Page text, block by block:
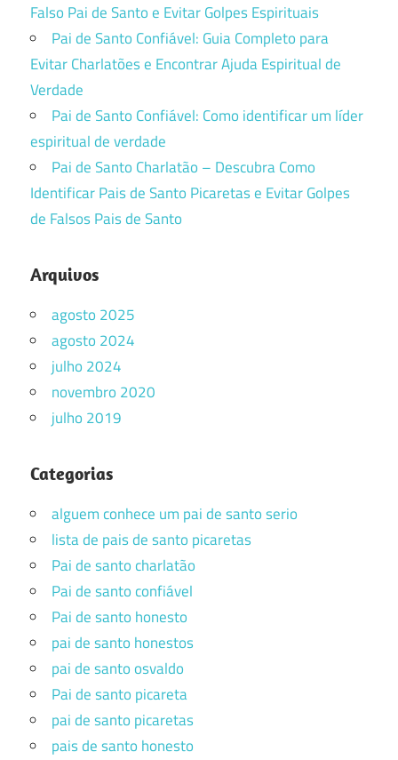
Falso Pai de Santo e Evitar Golpes Espirituais
Pai de Santo Confiável: Guia Completo para
Evitar Charlatões e Encontrar Ajuda Espiritual de
Verdade
Pai de Santo Confiável: Como identificar um líder
espiritual de verdade
Pai de Santo Charlatão – Descubra Como
Identificar Pais de Santo Picaretas e Evitar Golpes
de Falsos Pais de Santo
Arquivos
agosto 2025
agosto 2024
julho 2024
novembro 2020
julho 2019
Categorias
alguem conhece um pai de santo serio
lista de pais de santo picaretas
Pai de santo charlatão
Pai de santo confiável
Pai de santo honesto
pai de santo honestos
pai de santo osvaldo
Pai de santo picareta
pai de santo picaretas
pais de santo honesto